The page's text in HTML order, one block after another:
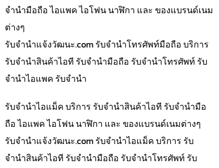
จำนำมือถือ ไอแพค ไอโฟน นาฬิกา และ ของแบรนด์เนม
ต่างๆ
รับจํานําแจ้งวัฒนะ.com รับจำนำโทรศัพท์มือถือ บริการ
รับจำนำสินค้าไอที รับจำนำมือถือ รับจำนำโทรศัพท์ รับ
จำนำไอแพค รับจำนำ
รับจำนำไอแม็ค บริการ รับจำนำสินค้าไอที รับจำนำมือ
ถือ ไอแพค ไอโฟน นาฬิกา และ ของแบรนด์เนมต่างๆ
รับจํานําแจ้งวัฒนะ.com รับจำนำไอแม็ค บริการ รับ
จำนำสินค้าไอที รับจำนำมือถือ รับจำนำโทรศัพท์ รับ